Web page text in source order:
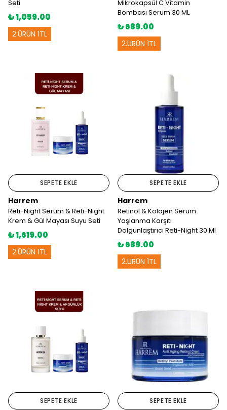
Seti
₺ 1,059.00
2.ÜRÜN 1TL
Mikrokapsül C Vitamin
Bombası Serum 30 ML
₺ 689.00
2.ÜRÜN 1TL
SEPETE EKLE
Harrem
Reti-Night Serum & Reti-Night
Krem & Gül Mayası Suyu Seti
₺ 1,619.00
2.ÜRÜN 1TL
SEPETE EKLE
Harrem
Retinol & Kolajen Serum
Yaşlanma Karşıtı
Dolgunlaştırıcı Reti-Night 30 Ml
₺ 689.00
2.ÜRÜN 1TL
SEPETE EKLE SEPETE EKLE
%10
indiriminizsizi bekliyor.
Kullanım Koşullarını kabul ediyorum
E-posta adresinizi girerek pazarlama ve tanıtım ile ilgili iletişim almayı kabul
edersiniz ve Gizlilik Politikamızı okuduğunuzu ve kabul ettiğinizi onaylarsınız.